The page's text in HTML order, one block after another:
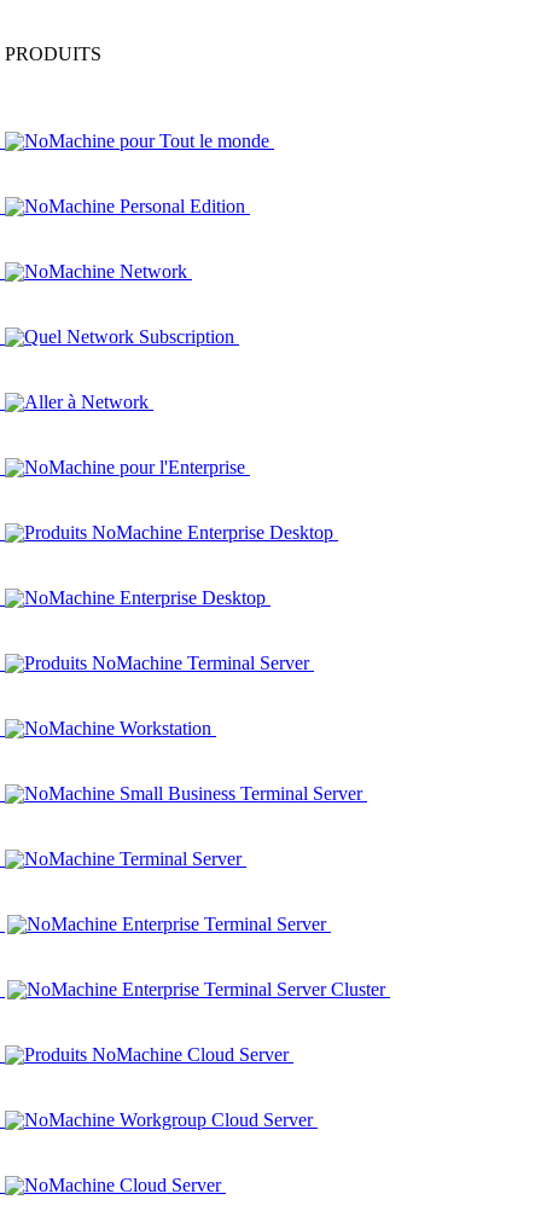
PRODUITS
NoMachine pour Tout le monde
NoMachine Personal Edition
NoMachine Network
Quel Network Subscription
Aller à Network
NoMachine pour l'Enterprise
Produits NoMachine Enterprise Desktop
NoMachine Enterprise Desktop
Produits NoMachine Terminal Server
NoMachine Workstation
NoMachine Small Business Terminal Server
NoMachine Terminal Server
NoMachine Enterprise Terminal Server
NoMachine Enterprise Terminal Server Cluster
Produits NoMachine Cloud Server
NoMachine Workgroup Cloud Server
NoMachine Cloud Server